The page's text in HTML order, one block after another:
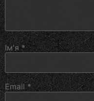
Ім'я*
Email*